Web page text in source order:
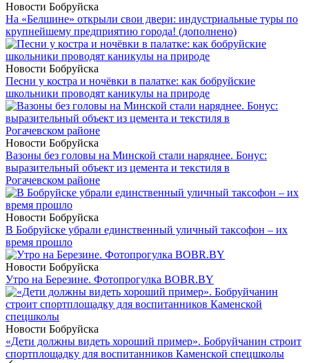
Новости Бобруйска
На «Белшине» открыли свои двери: индустриальные туры по
крупнейшему предприятию города! (дополнено)
Новости Бобруйска
Песни у костра и ночёвки в палатке: как бобруйские
школьники проводят каникулы на природе
Новости Бобруйска
Вазоны без головы на Минской стали наряднее. Бонус:
выразительный объект из цемента и текстиля в
Рогачевском районе
Новости Бобруйска
В Бобруйске убрали единственный уличный таксофон – их
время прошло
Новости Бобруйска
Утро на Березине. Фотопрогулка BOBR.BY
Новости Бобруйска
«Дети должны видеть хороший пример». Бобруйчанин строит
спортплощадку для воспитанников Каменской спецшколы